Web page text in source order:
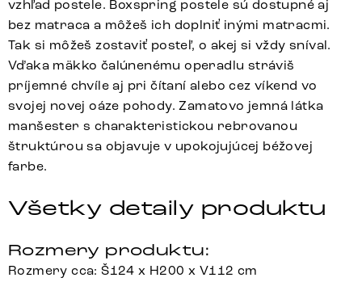
vzhľad postele. Boxspring postele sú dostupné aj
bez matraca a môžeš ich doplniť inými matracmi.
Tak si môžeš zostaviť posteľ, o akej si vždy sníval.
Vďaka mäkko čalúnenému operadlu stráviš
príjemné chvíle aj pri čítaní alebo cez víkend vo
svojej novej oáze pohody. Zamatovo jemná látka
manšester s charakteristickou rebrovanou
štruktúrou sa objavuje v upokojujúcej béžovej
farbe.
Všetky detaily produktu
Rozmery produktu:
Rozmery cca: Š124 x H200 x V112 cm